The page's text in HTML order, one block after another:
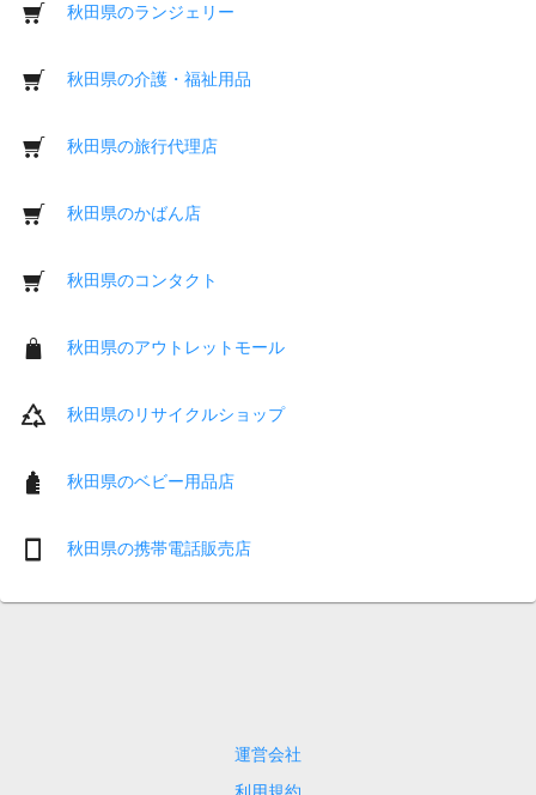
秋田県のランジェリー
秋田県の介護・福祉用品
秋田県の旅行代理店
秋田県のかばん店
秋田県のコンタクト
秋田県のアウトレットモール
秋田県のリサイクルショップ
秋田県のベビー用品店
秋田県の携帯電話販売店
運営会社
利用規約